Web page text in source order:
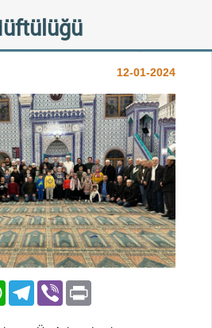
REGAİB
GEÇTİ
12-01-2024
WhatsAppTelegram
Viber